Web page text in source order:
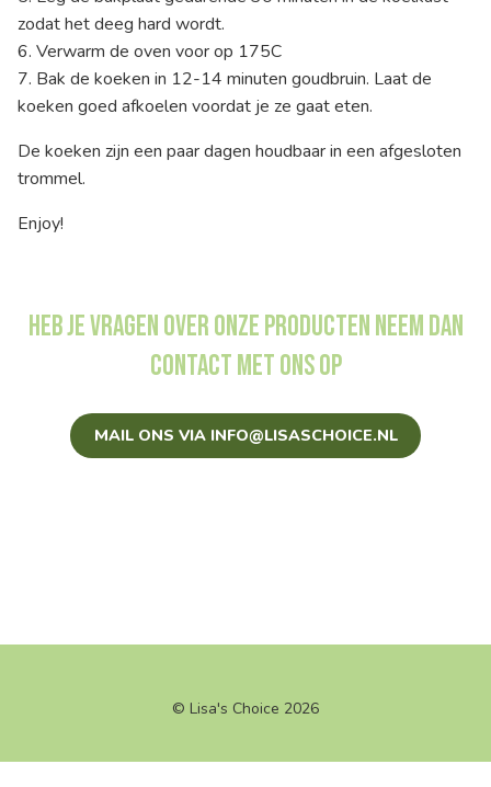
zodat het deeg hard wordt.
6. Verwarm de oven voor op 175C
7. Bak de koeken in 12-14 minuten goudbruin. Laat de
koeken goed afkoelen voordat je ze gaat eten.
De koeken zijn een paar dagen houdbaar in een afgesloten
trommel.
Enjoy!
Heb je vragen over onze producten neem dan
contact met ons op
MAIL ONS VIA INFO@LISASCHOICE.NL
© Lisa's Choice 2026